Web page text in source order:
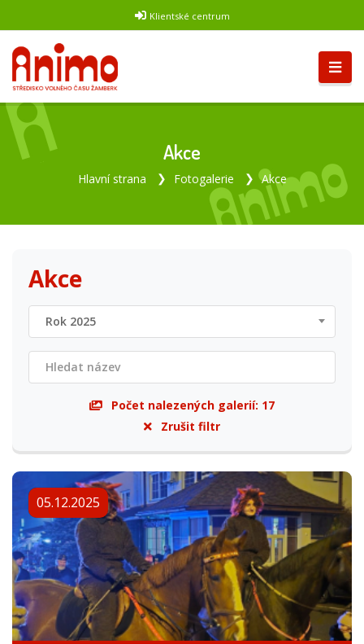
Klientské centrum
Akce
Hlavní strana Fotogalerie Akce
Akce
Rok 2025
Počet nalezených galerií: 17
Zrušit filtr
05.12.2025